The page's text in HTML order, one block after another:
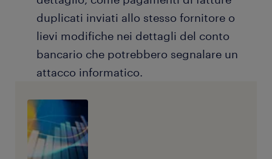
duplicati inviati allo stesso fornitore o
lievi modifiche nei dettagli del conto
bancario che potrebbero segnalare un
attacco informatico.